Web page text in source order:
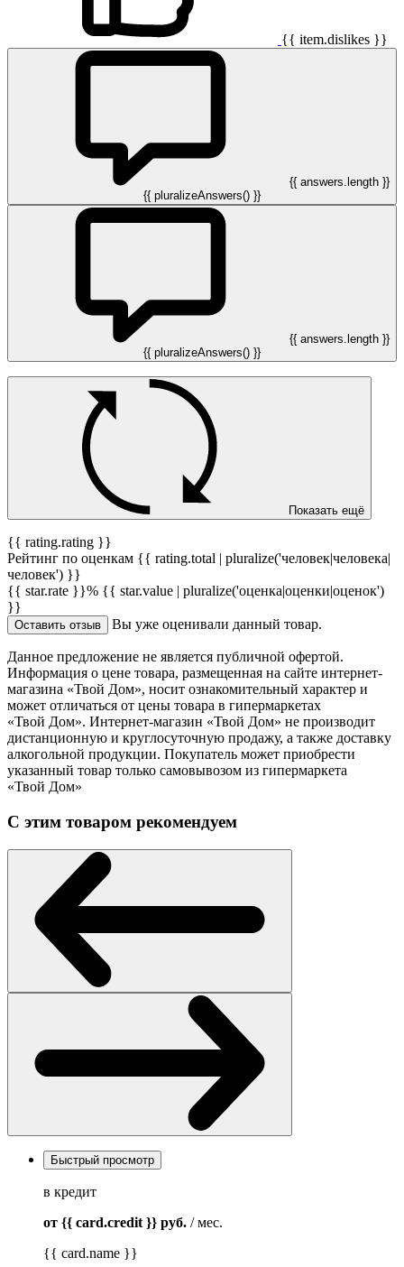
{{ item.dislikes }}
{{ answers.length }}
{{ pluralizeAnswers() }}
{{ answers.length }}
{{ pluralizeAnswers() }}
Показать ещё
{{ rating.rating }}
Рейтинг по оценкам {{ rating.total | pluralize('человек|человека|
человек') }}
{{ star.rate }}% {{ star.value | pluralize('оценка|оценки|оценок')
}}
Оставить отзыв Вы уже оценивали данный товар.
Данное предложение не является публичной офертой.
Информация о цене товара, размещенная на сайте интернет-
магазина «Твой Дом», носит ознакомительный характер и
может отличаться от цены товара в гипермаркетах
«Твой Дом». Интернет-магазин «Твой Дом» не производит
дистанционную и круглосуточную продажу, а также доставку
алкогольной продукции. Покупатель может приобрести
указанный товар только самовывозом из гипермаркета
«Твой Дом»
С этим товаром рекомендуем
Быстрый просмотр
в кредит
от {{ card.credit }} руб. / мес.
{{ card.name }}